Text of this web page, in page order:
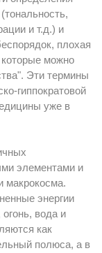
и т.д.) и
плохая
можно
Эти термины
гиппократовой
уже в
элементами и
макрокосма.
энергии
вода и
как
полюса, а в